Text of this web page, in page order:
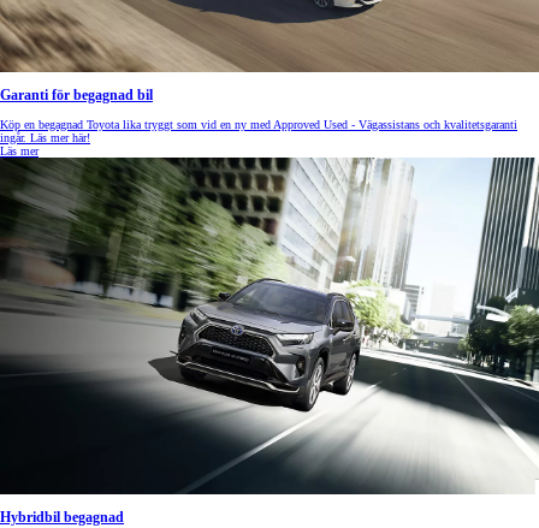
Garanti för begagnad bil
Köp en begagnad Toyota lika tryggt som vid en ny med Approved Used - Vägassistans och kvalitetsgaranti
ingår. Läs mer här!
Läs mer
Hybridbil begagnad